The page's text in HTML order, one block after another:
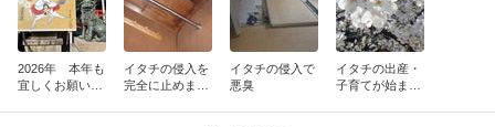
2026年 本年も
宜しくお願い致
イタチの侵入を
完全に止めます
イタチの侵入で
悪臭
イタチの出産・
子育てが始まり